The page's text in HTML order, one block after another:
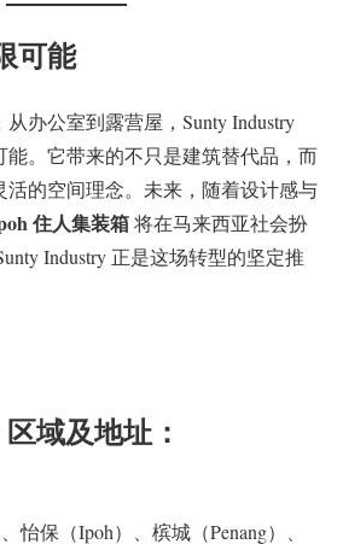
可能
办公室到露营屋，Sunty Industry
。它带来的不只是建筑替代品，而
活的空间理念。未来，随着设计感与
住人集装箱将在马来西亚社会扮
Industry 正是这场转型的坚定推
域及地址：
怡保（Ipoh）、槟城（Penang）、